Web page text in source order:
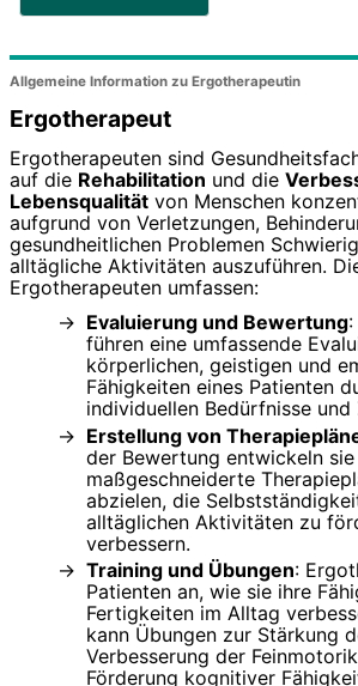
Allgemeine Information zu Ergotherapeutin
Ergotherapeut
Ergotherapeuten sind
auf die Rehabilitation und die
Lebensqualität von Menschen
aufgrund von Verletzungen,
gesundheitlichen Problemen
alltägliche Aktivitäten auszuführen.
Ergotherapeuten umfassen:
Evaluierung und Bewertung
führen eine umfassende
körperlichen, geistigen und
Fähigkeiten eines Patienten
individuellen Bedürfnisse und
Erstellung von
der Bewertung entwickeln sie
maßgeschneiderte
abzielen, die
alltäglichen Aktivitäten zu
verbessern.
Training und Übungen:
Patienten an, wie sie ihre
Fertigkeiten im Alltag
kann Übungen zur Stärkung
Verbesserung der
Förderung kognitiver